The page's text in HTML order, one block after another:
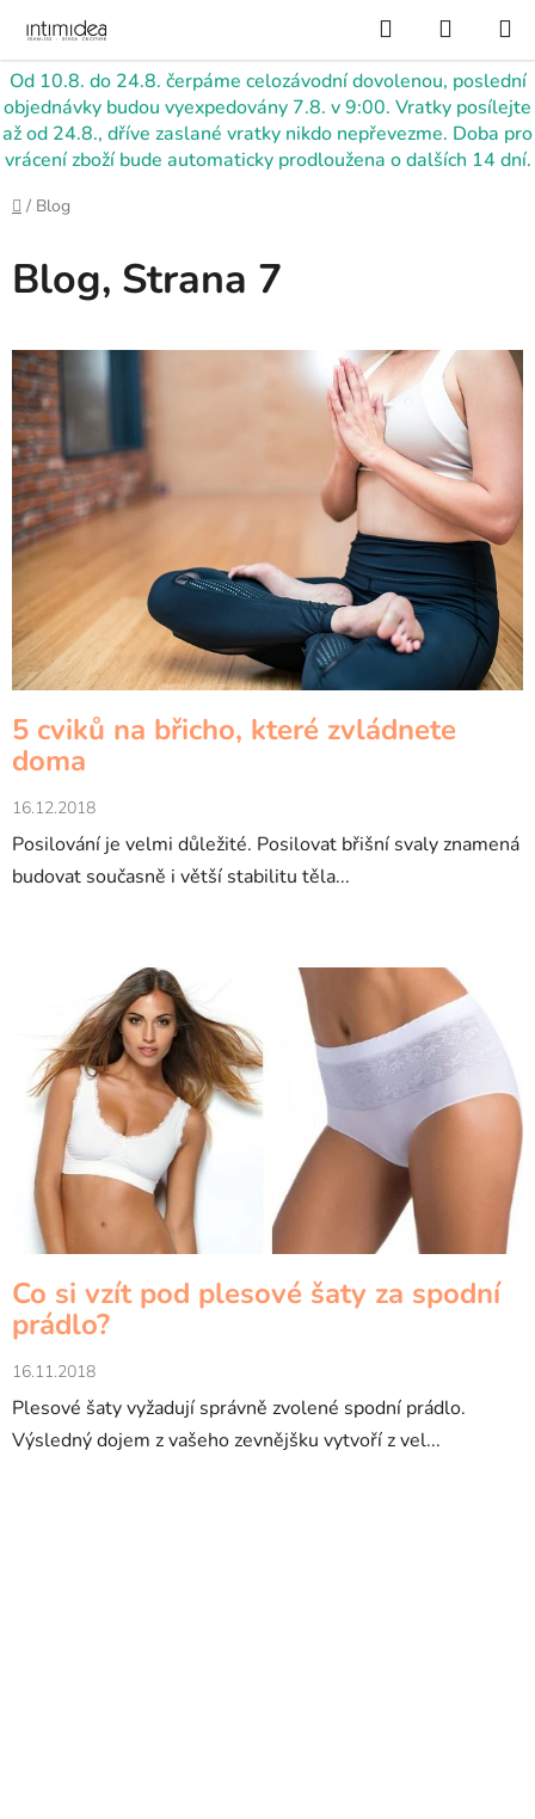
obsah
Od 10.8. do 24.8. čerpáme celozávodní dovolenou, poslední
objednávky budou vyexpedovány 7.8. v 9:00. Vratky posílejte
až od 24.8., dříve zaslané vratky nikdo nepřevezme. Doba pro
vrácení zboží bude automaticky prodloužena o dalších 14 dní.
Hledat
KOŠÍK
Domů
/ Blog
Blog, Strana 7
V
ý
p
i
s
č
l
á
k
ů
5 cviků na břicho, které zvládnete
doma
16.12.2018
Posilování je velmi důležité. Posilovat břišní svaly znamená
budovat současně i větší stabilitu těla...
Co si vzít pod plesové šaty za spodní
prádlo?
16.11.2018
Plesové šaty vyžadují správně zvolené spodní prádlo.
Výsledný dojem z vašeho zevnějšku vytvoří z vel...